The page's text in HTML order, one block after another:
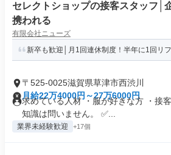
セレクトショップの接客スタッフ│
携われる
有限会社ニューズ
新卒も歓迎│月1回連休制度！半年に1回リ
〒525-0025滋賀県草津市西渋川
月給22万4000円～27万6000円
求めている人材 ・服が好きな方 ・接
知識は問いません。 ✅...
業界未経験歓迎 +17個